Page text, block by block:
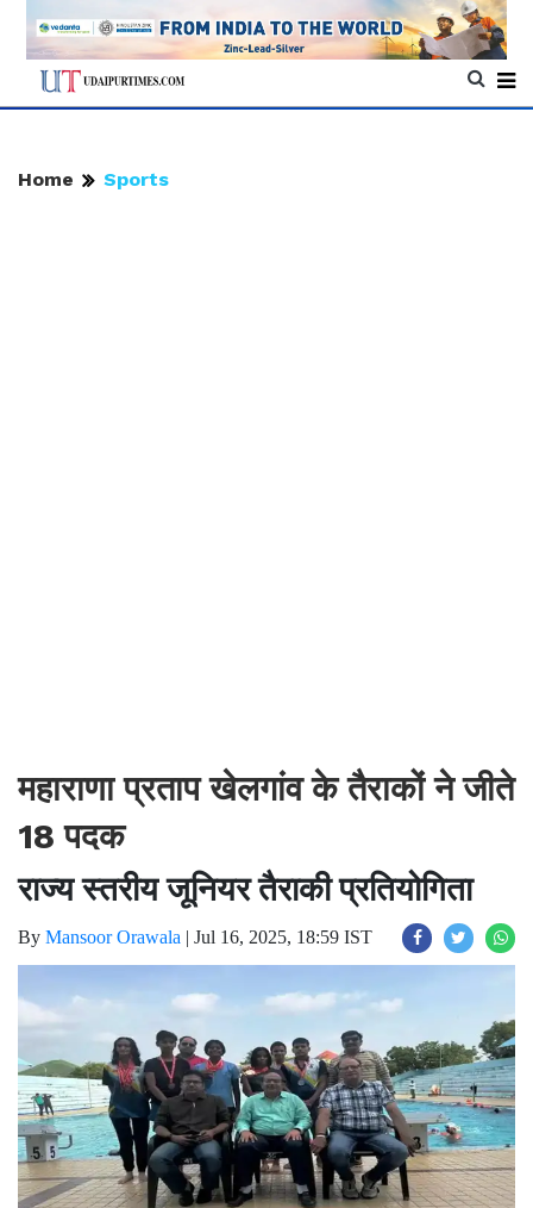
Home Sports
महाराणा प्रताप खेलगांव के तैराकों ने जीते
18 पदक
राज्य स्तरीय जूनियर तैराकी प्रतियोगिता
By Mansoor Orawala | Jul 16, 2025, 18:59 IST